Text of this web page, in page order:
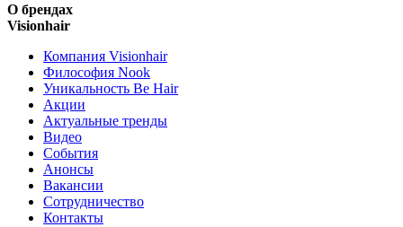
О брендах
Visionhair
Компания Visionhair
Философия Nook
Уникальность Be Hair
Акции
Актуальные тренды
Видео
События
Анонсы
Вакансии
Сотрудничество
Контакты